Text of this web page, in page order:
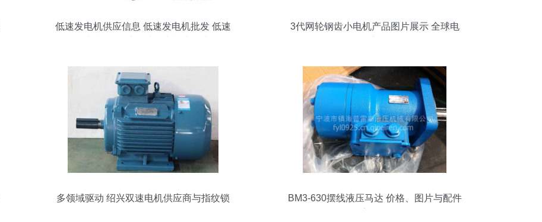
低速发电机供应信息 低速发电机批发 低速
3代网轮钢齿小电机产品图片展示 全球电
多领域驱动 绍兴双速电机供应商与指纹锁
BM3-630摆线液压马达 价格、图片与配件